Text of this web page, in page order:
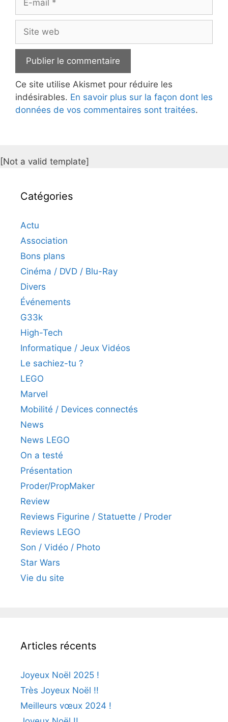
Site
web
Ce site utilise Akismet pour réduire les
indésirables. En savoir plus sur la façon dont les
données de vos commentaires sont traitées.
[Not a valid template]
Catégories
Actu
Association
Bons plans
Cinéma / DVD / Blu-Ray
Divers
Événements
G33k
High-Tech
Informatique / Jeux Vidéos
Le sachiez-tu ?
LEGO
Marvel
Mobilité / Devices connectés
News
News LEGO
On a testé
Présentation
Proder/PropMaker
Review
Reviews Figurine / Statuette / Proder
Reviews LEGO
Son / Vidéo / Photo
Star Wars
Vie du site
Articles récents
Joyeux Noël 2025 !
Très Joyeux Noël !!
Meilleurs vœux 2024 !